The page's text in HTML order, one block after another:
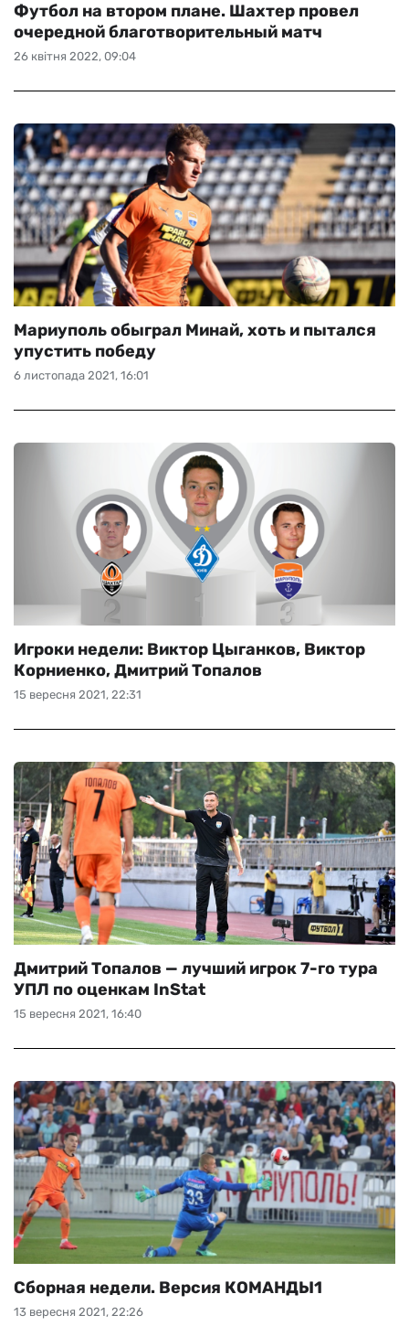
26 квітня 2022, 09:04
Футбол на втором плане. Шахтер провел
очередной благотворительный матч
6 листопада 2021, 16:01
Мариуполь обыграл Минай, хоть и пытался
упустить победу
15 вересня 2021, 22:31
Игроки недели: Виктор Цыганков, Виктор
Корниенко, Дмитрий Топалов
15 вересня 2021, 16:40
Дмитрий Топалов — лучший игрок 7-го тура
УПЛ по оценкам InStat
13 вересня 2021, 22:26
Сборная недели. Версия КОМАНДЫ1